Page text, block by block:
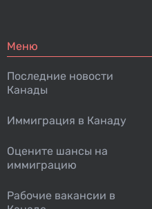
Меню
Последние новости
Канады
Иммиграция в Канаду
Оцените шансы на
иммиграцию
Рабочие вакансии в